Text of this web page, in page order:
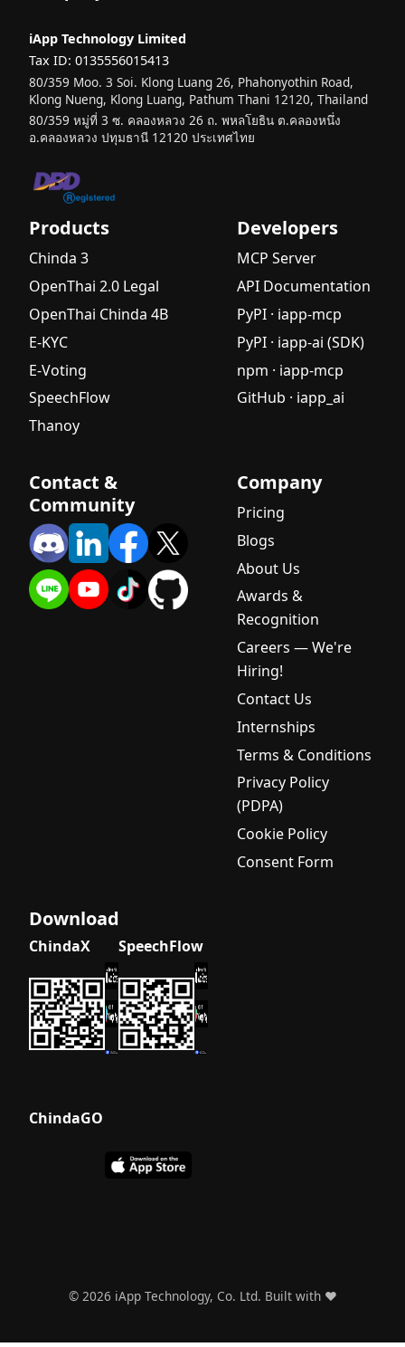
เทรนด์ AI
ตุลาคม
2025: จังหวะ
ทองของการ
เปลี่ยนผ่าน
สงคราม AI
ราคาถูก -
โอกาสทอง
ประเทศไทย
ขอแนะนำ
GPT-OSS-
120B และ
20B พร้อม
รองรับรูป
แบบ
ไอแอพพ์
เทคโนโลยี
ได้รับการ
รับรอง
มาตรฐาน
การลง
รับรอง
มาตรฐาน
ISO/IEC
สำหรับความ
เป็นเลิศด้าน
วิศวกรรม
ซอฟต์แวร์
ของ
ของ Thanoy
iApp Technology Limited
Tax ID: 0135556015413
80/359 Moo. 3 Soi. Klong Luang 26, Phahonyothin Road,
Klong Nueng, Klong Luang, Pathum Thani 12120, Thailand
80/359 หมู่ที่ 3 ซ. คลองหลวง 26 ถ. พหลโยธิน ต.คลองหนึ่ง
อ.คลองหลวง ปทุมธานี 12120 ประเทศไทย
Products
Chinda 3
OpenThai 2.0 Legal
OpenThai Chinda 4B
E-KYC
E-Voting
SpeechFlow
Thanoy
Developers
MCP Server
API Documentation
PyPI · iapp-mcp
PyPI · iapp-ai (SDK)
npm · iapp-mcp
GitHub · iapp_ai
Contact &
Community
Company
Pricing
Blogs
About Us
Awards &
Recognition
Careers — We're
Hiring!
Contact Us
Internships
Terms & Conditions
Privacy Policy
(PDPA)
Cookie Policy
Consent Form
Download
ChindaX SpeechFlow
ChindaGO
© 2026 iApp Technology, Co. Ltd. Built with ❤️